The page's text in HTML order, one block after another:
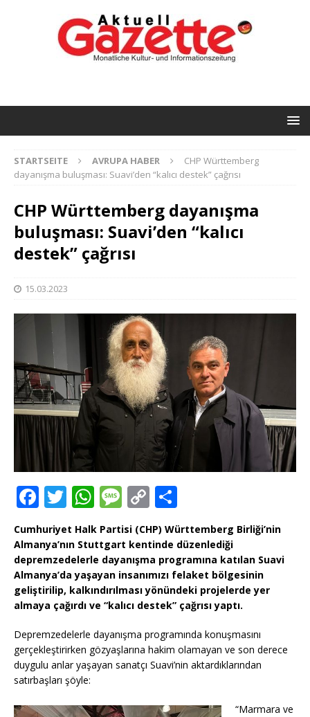
STARTSEITE AVRUPA HABER
CHP Württemberg
dayanışma buluşması: Suavi’den “kalıcı destek” çağrısı
CHP Württemberg dayanışma
buluşması: Suavi’den “kalıcı
destek” çağrısı
15.03.2023
F
c
e
b
o
o
k
T
w
it
te
r
W
h
at
s
A
p
p
M
e
ss
a
g
e
C
o
p
y
Li
n
k
ei
le
n
Cumhuriyet Halk Partisi (CHP) Württemberg Birliği’nin
Almanya’nın Stuttgart kentinde düzenlediği
depremzedelerle dayanışma programına katılan Suavi
Almanya’da yaşayan insanımızı felaket bölgesinin
geliştirilip, kalkındırılması yönündeki projelerde yer
almaya çağırdı ve “kalıcı destek” çağrısı yaptı.
Depremzedelerle dayanışma programında konuşmasını
gerçekleştirirken gözyaşlarına hakim olamayan ve son derece
duygulu anlar yaşayan sanatçı Suavi’nin aktardıklarından
satırbaşları şöyle:
“Marmara ve